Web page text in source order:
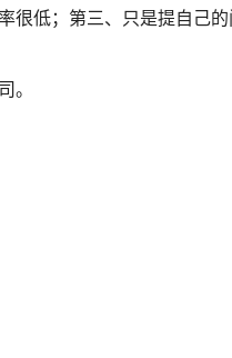
很低；第三、只是提自己
。